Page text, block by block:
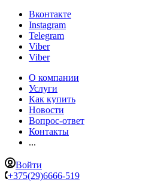
Вконтакте
Instagram
Telegram
Viber
Viber
О компании
Услуги
Как купить
Новости
Вопрос-ответ
Контакты
...
Войти
+375(29)6666-519